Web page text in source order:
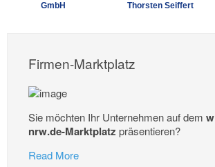
GmbH
Thorsten Seiffert
Firmen-Marktplatz
Sie möchten Ihr Unternehmen auf dem
nrw.de-Marktplatz präsentieren?
Read More